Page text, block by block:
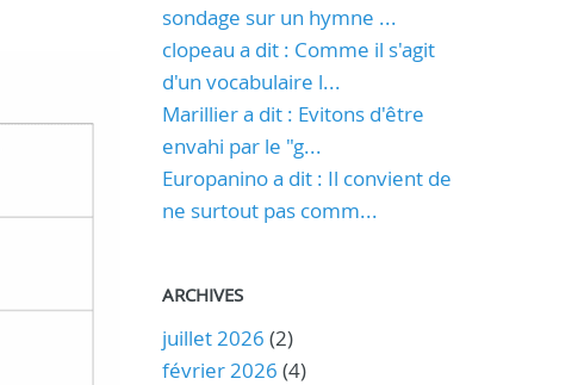
sondage sur un hymne ...
clopeau a dit : Comme il s'agit
d'un vocabulaire l...
Marillier a dit : Evitons d'être
envahi par le "g...
Europanino a dit : Il convient de
ne surtout pas comm...
ARCHIVES
juillet 2026 (2)
février 2026 (4)